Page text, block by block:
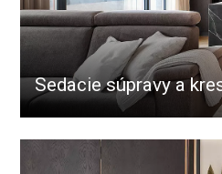
Sedacie súpravy a